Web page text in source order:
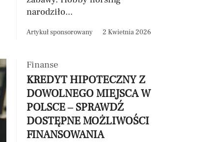
narodziło...
Artykuł sponsorowany 2 Kwietnia 2026
Finanse
KREDYT HIPOTECZNY Z
DOWOLNEGO MIEJSCA W
POLSCE – SPRAWDŹ
DOSTĘPNE MOŻLIWOŚCI
FINANSOWANIA